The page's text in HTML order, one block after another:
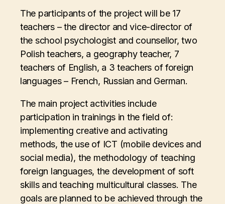
The participants of the project will be 17
teachers – the director and vice-director of
the school psychologist and counsellor, two
Polish teachers, a geography teacher, 7
teachers of English, a 3 teachers of foreign
languages – French, Russian and German.
The main project activities include
participation in trainings in the field of:
implementing creative and activating
methods, the use of ICT (mobile devices and
social media), the methodology of teaching
foreign languages, the development of soft
skills and teaching multicultural classes. The
goals are planned to be achieved through the